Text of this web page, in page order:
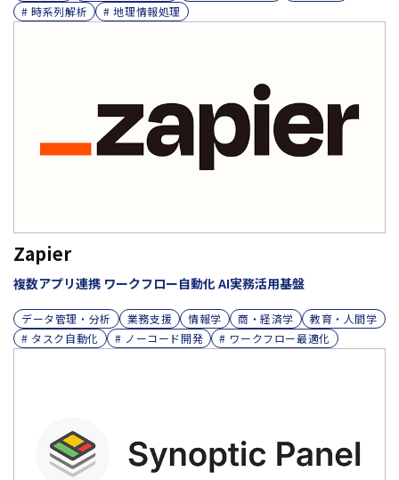
# 時系列解析
# 地理情報処理
Zapier
複数アプリ連携 ワークフロー自動化 AI実務活用基盤
データ管理・分析 業務支援 情報学 商・経済学
教育・人間学
# タスク自動化
# ノーコード開発 # ワークフロー最適化